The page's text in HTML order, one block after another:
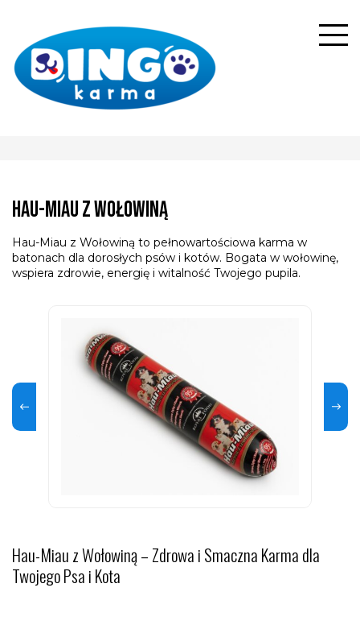
Hau-Miau z wołowiną
Hau-Miau z Wołowiną to pełnowartościowa karma w
batonach dla dorosłych psów i kotów. Bogata w wołowinę,
wspiera zdrowie, energię i witalność Twojego pupila.
Hau-Miau z Wołowiną – Zdrowa i Smaczna Karma dla
Twojego Psa i Kota